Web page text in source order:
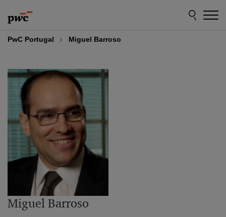
to
content
to
footer
PwC Portugal Miguel Barroso
Miguel Barroso